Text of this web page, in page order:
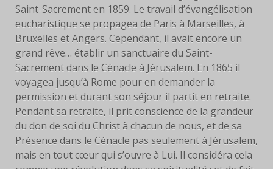
Saint-Sacrement en 1859. Le travail d’évangélisation
eucharistique se propagea de Paris à Marseilles, à
Bruxelles et Angers. Cependant, il avait encore un
grand rêve… établir un sanctuaire du Saint-
Sacrement dans le Cénacle à Jérusalem. En 1865 il
voyagea jusqu’à Rome pour en demander la
permission et durant son séjour il partit en retraite.
Pendant sa retraite, il prit conscience de la grandeur
du don de soi du Christ à chacun de nous, et de sa
Présence dans le Cénacle pas seulement à Jérusalem,
mais en tout cœur qui s’ouvre à Lui. Il considéra cela